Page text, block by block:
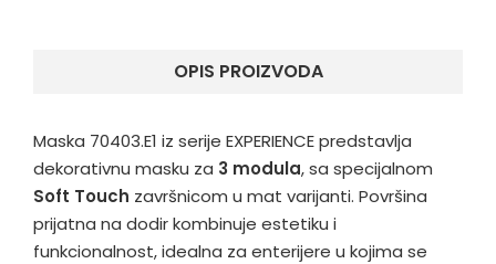
OPIS PROIZVODA
Maska 70403.E1 iz serije EXPERIENCE predstavlja
dekorativnu masku za 3 modula, sa specijalnom
Soft Touch završnicom u mat varijanti. Površina
prijatna na dodir kombinuje estetiku i
funkcionalnost, idealna za enterijere u kojima se